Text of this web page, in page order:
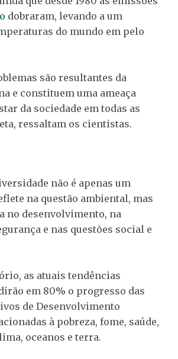
dobraram, levando a um
do mundo em pelo
são resultantes da
e constituem uma ameaça
da sociedade em todas as
ressaltam os cientistas.
não é apenas um
na questão ambiental, mas
no desenvolvimento, na
e nas questões social e
as atuais tendências
em 80% o progresso das
de Desenvolvimento
à pobreza, fome, saúde,
oceanos e terra.